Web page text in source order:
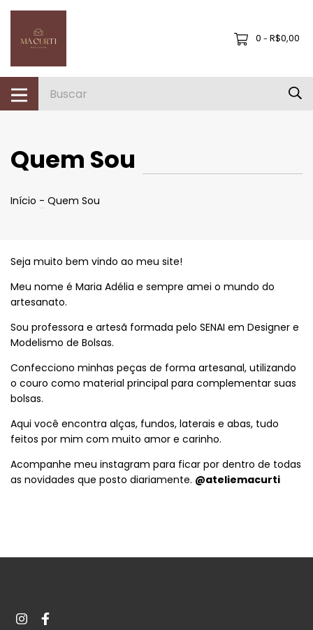
0 - R$0,00
Quem Sou
Início - Quem Sou
Seja muito bem vindo ao meu site!
Meu nome é Maria Adélia e sempre amei o mundo do
artesanato.
Sou professora e artesã formada pelo SENAI em Designer e
Modelismo de Bolsas.
Confecciono minhas peças de forma artesanal, utilizando
o couro como material principal para complementar suas
bolsas.
Aqui você encontra alças, fundos, laterais e abas, tudo
feitos por mim com muito amor e carinho.
Acompanhe meu instagram para ficar por dentro de todas
as novidades que posto diariamente. @ateliemacurti